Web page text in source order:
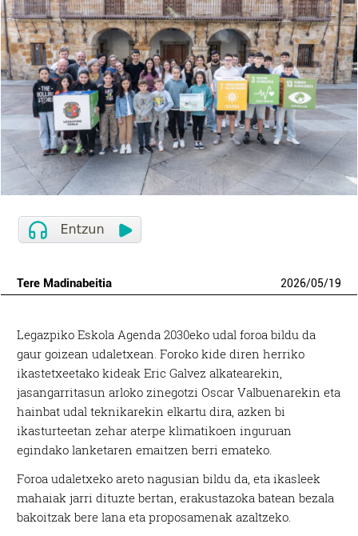
Tere Madinabeitia 2026/05/19
Legazpiko Eskola Agenda 2030eko udal foroa bildu da
gaur goizean udaletxean. Foroko kide diren herriko
ikastetxeetako kideak Eric Galvez alkatearekin,
jasangarritasun arloko zinegotzi Oscar Valbuenarekin eta
hainbat udal teknikarekin elkartu dira, azken bi
ikasturteetan zehar aterpe klimatikoen inguruan
egindako lanketaren emaitzen berri emateko.
Foroa udaletxeko areto nagusian bildu da, eta ikasleek
mahaiak jarri dituzte bertan, erakustazoka batean bezala
bakoitzak bere lana eta proposamenak azaltzeko.